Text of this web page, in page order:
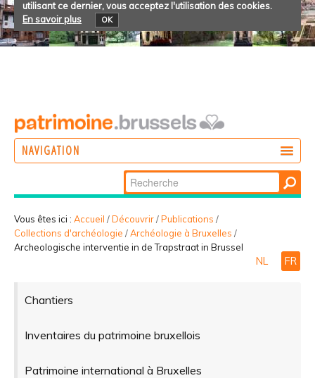
utilisant ce dernier, vous acceptez l'utilisation des cookies.
En savoir plus
OK
NAVIGATION
PARTICIPER
Chercher par
Recherche
avancée…
Vous êtes ici : Accueil /Découvrir/Publications /
Collections d'archéologie /Archéologie à Bruxelles /
Archeologische interventie in de Trapstraat in Brussel
NL FR
Chantiers
Inventaires du patrimoine bruxellois
Patrimoine international à Bruxelles